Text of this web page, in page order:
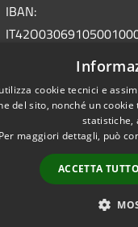
IBAN:
INTESA SAN PAOLO SPA
cookie tecnici e
del sito, nonché un
statistiche,
Per maggiori dettagli, può
ACCETTA TUTTO